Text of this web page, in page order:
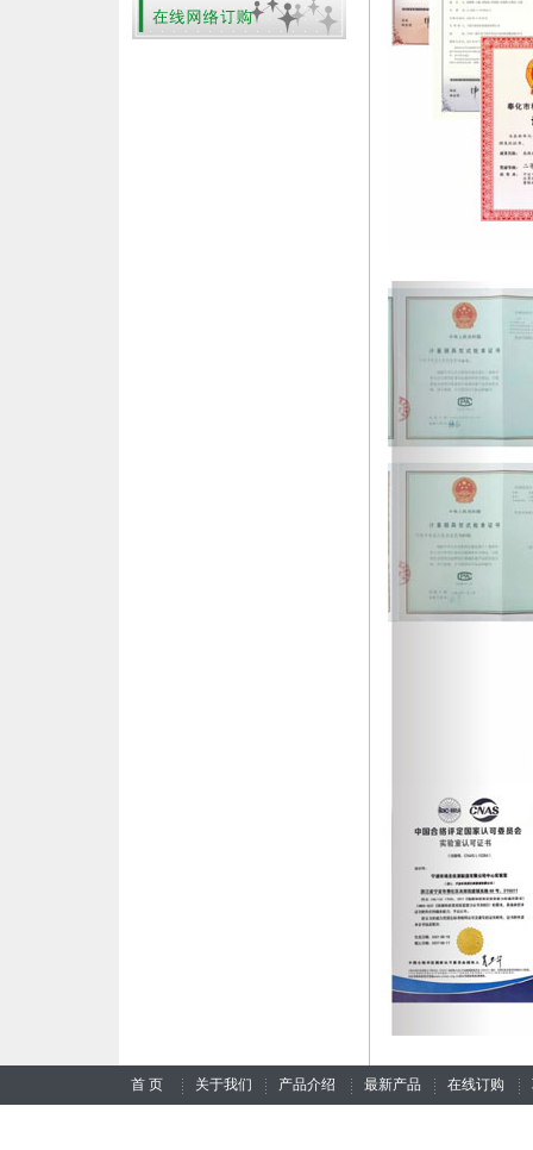
首 页 关于我们 产品介绍 最新产品 在线订购